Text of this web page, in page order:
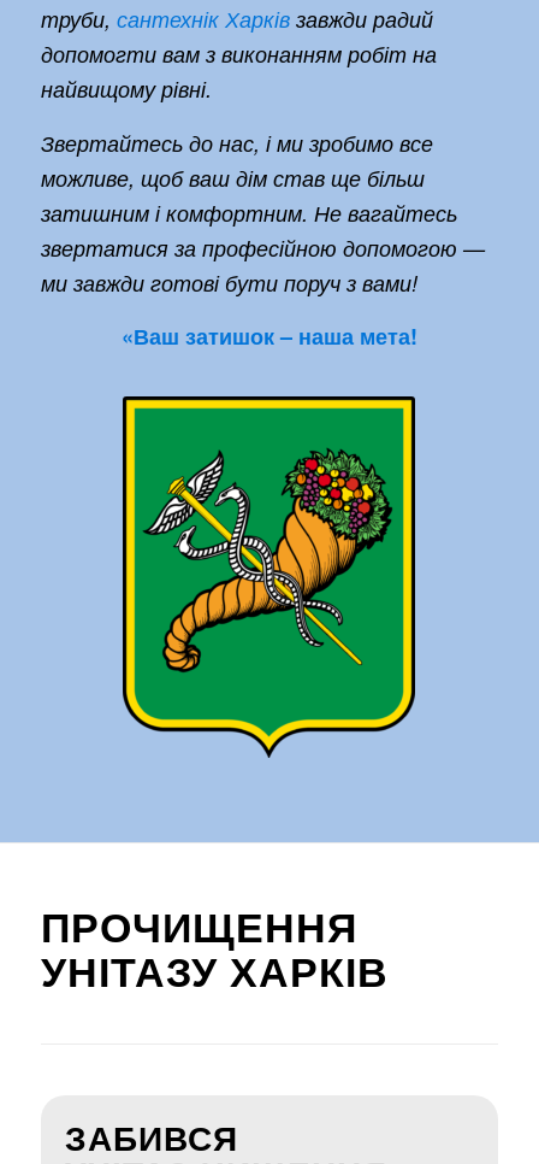
труби, сантехнік Харківзавжди радий
допомогти вам з виконанням робіт на
найвищому рівні.
Звертайтесь до нас, і ми зробимо все
можливе, щоб ваш дім став ще більш
затишним і комфортним. Не вагайтесь
звертатися за професійною допомогою —
ми завжди готові бути поруч з вами!
«Ваш затишок – наша мета!
ПРОЧИЩЕННЯ
УНІТАЗУ ХАРКІВ
ЗАБИВСЯ